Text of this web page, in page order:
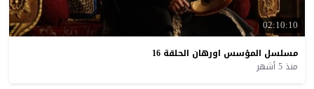
02:10:10
مسلسل المؤسس اورهان الحلقة 16
منذ 5 أشهر